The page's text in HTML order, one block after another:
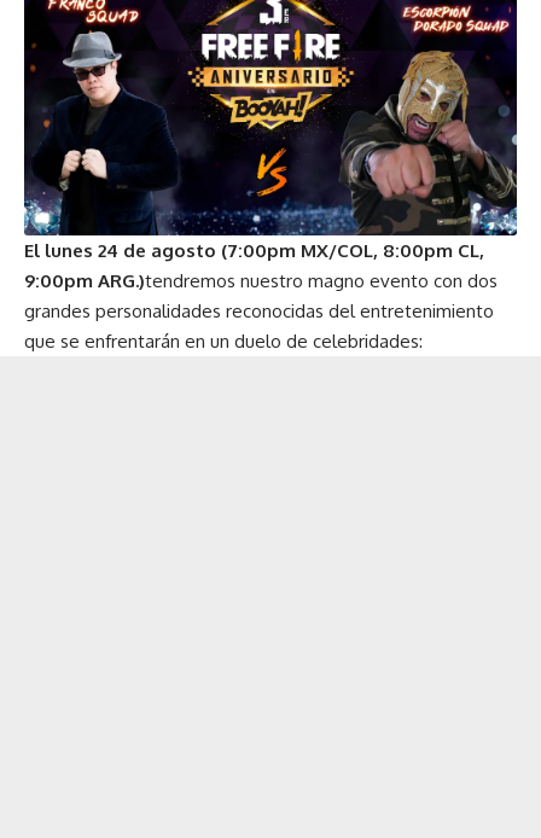
El lunes 24 de agosto (7:00pm MX/COL, 8:00pm CL,
9:00pm ARG.)tendremos nuestro magno evento con dos
grandes personalidades reconocidas del entretenimiento
que se enfrentarán en un duelo de celebridades: